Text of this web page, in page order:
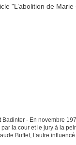
Badinter - En novembre
la cour et le jury à la
Buffet, l’autre